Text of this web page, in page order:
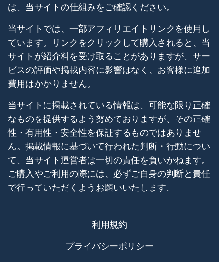
は、当サイトの仕組みをご確認ください。
当サイトでは、一部アフィリエイトリンクを使用し
ています。リンクをクリックして購入されると、当
サイトが紹介料を受け取ることがありますが、サー
ビスの評価や掲載内容に影響はなく、お客様に追加
費用はかかりません。
当サイトに掲載されている情報は、可能な限り正確
なものを提供するよう努めておりますが、その正確
性・有用性・安全性を保証するものではありませ
ん。掲載情報に基づいて行われた判断・行動につい
て、当サイト運営者は一切の責任を負いかねます。
ご購入やご利用の際には、必ずご自身の判断と責任
で行っていただくようお願いいたします。
利用規約
プライバシーポリシー